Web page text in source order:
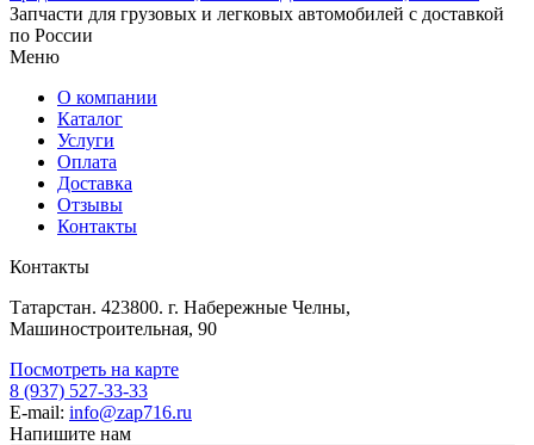
Запчасти для грузовых и легковых автомобилей с доставкой
по России
Меню
О компании
Каталог
Услуги
Оплата
Доставка
Отзывы
Контакты
Контакты
Татарстан. 423800. г. Набережные Челны,
Машиностроительная, 90
Посмотреть на карте
8 (937) 527-33-33
E-mail: info@zap716.ru
Напишите нам